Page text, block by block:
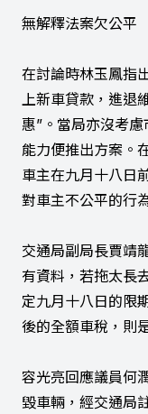
無解釋法案欠公平
在討論時林玉鳳指
上新車貸款，進退
惠”。當局亦沒考
能力便推出方案。
車主在九月十八日
對車主不公平的行
交通局副局長賈靖
有資料，若拖太長
定九月十八日的限
後的全額車稅，則
容光亮回應議員何
毀車輛，經交通局